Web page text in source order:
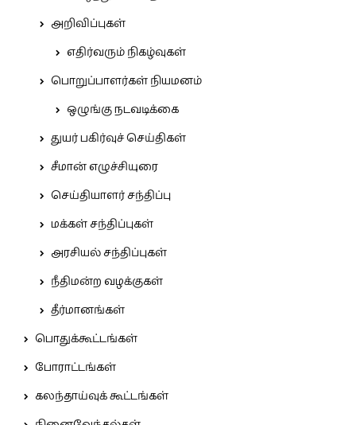
அறிவிப்புகள்
எதிர்வரும் நிகழ்வுகள்
பொறுப்பாளர்கள் நியமனம்
ஒழுங்கு நடவடிக்கை
துயர் பகிர்வுச் செய்திகள்
சீமான் எழுச்சியுரை
செய்தியாளர் சந்திப்பு
மக்கள் சந்திப்புகள்
அரசியல் சந்திப்புகள்
நீதிமன்ற வழக்குகள்
தீர்மானங்கள்
பொதுக்கூட்டங்கள்
போராட்டங்கள்
கலந்தாய்வுக் கூட்டங்கள்